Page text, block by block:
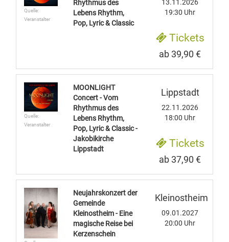
Quelle:
Veranstalter
Rhythmus des
Lebens Rhythm,
Pop, Lyric & Classic
13.11.2026
19:30 Uhr
Tickets
ab 39,90 €
Quelle:
Veranstalter
MOONLIGHT
Concert - Vom
Rhythmus des
Lebens Rhythm,
Pop, Lyric & Classic -
Jakobikirche
Lippstadt
Lippstadt
22.11.2026
18:00 Uhr
Tickets
ab 37,90 €
Neujahrskonzert der
Gemeinde
Kleinostheim - Eine
magische Reise bei
Kerzenschein
Kleinostheim
09.01.2027
20:00 Uhr